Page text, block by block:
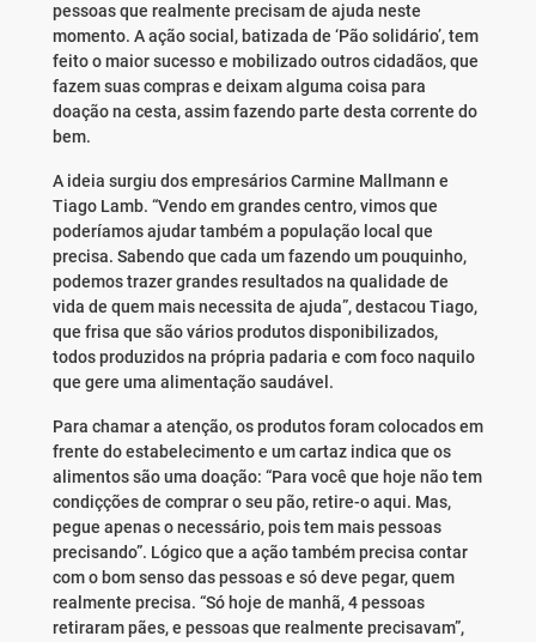
pessoas que realmente precisam de ajuda neste
momento. A ação social, batizada de ‘Pão solidário’, tem
feito o maior sucesso e mobilizado outros cidadãos, que
fazem suas compras e deixam alguma coisa para
doação na cesta, assim fazendo parte desta corrente do
bem.
A ideia surgiu dos empresários Carmine Mallmann e
Tiago Lamb. “Vendo em grandes centro, vimos que
poderíamos ajudar também a população local que
precisa. Sabendo que cada um fazendo um pouquinho,
podemos trazer grandes resultados na qualidade de
vida de quem mais necessita de ajuda”, destacou Tiago,
que frisa que são vários produtos disponibilizados,
todos produzidos na própria padaria e com foco naquilo
que gere uma alimentação saudável.
Para chamar a atenção, os produtos foram colocados em
frente do estabelecimento e um cartaz indica que os
alimentos são uma doação: “Para você que hoje não tem
condiçções de comprar o seu pão, retire-o aqui. Mas,
pegue apenas o necessário, pois tem mais pessoas
precisando”. Lógico que a ação também precisa contar
com o bom senso das pessoas e só deve pegar, quem
realmente precisa. “Só hoje de manhã, 4 pessoas
retiraram pães, e pessoas que realmente precisavam”,